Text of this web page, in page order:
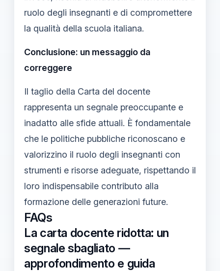
ruolo degli insegnanti e di compromettere
la qualità della scuola italiana.
Conclusione: un messaggio da
correggere
Il taglio della Carta del docente
rappresenta un segnale preoccupante e
inadatto alle sfide attuali. È fondamentale
che le politiche pubbliche riconoscano e
valorizzino il ruolo degli insegnanti con
strumenti e risorse adeguate, rispettando il
loro indispensabile contributo alla
formazione delle generazioni future.
FAQs
La carta docente ridotta: un
segnale sbagliato —
approfondimento e guida